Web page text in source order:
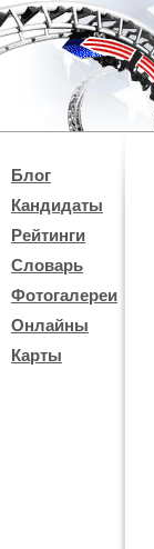
Блог
Кандидаты
Рейтинги
Словарь
Фотогалереи
Онлайны
Карты